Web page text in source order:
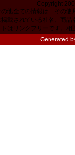
Copyright
他全ての情報は、その
載されている社名、商
トはリンクフリーです。相
Generated